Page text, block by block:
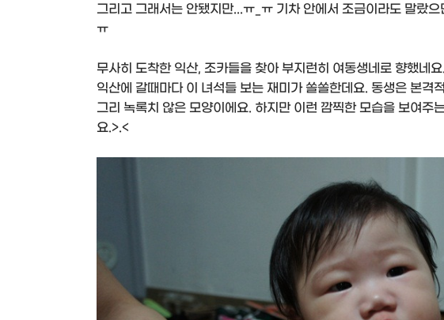
그리고 그래서는 안됐지만...ㅠ_ㅠ 기차 안에서 조금이라도 말랐
ㅠ
무사히 도착한 익산, 조카들을 찾아 부지런히 여동생네로 향했네요.
익산에 갈때마다 이 녀석들 보는 재미가 쏠쏠한데요. 동생은 본격
그리 녹록치 않은 모양이에요. 하지만 이런 깜찍한 모습을 보여주
요.>.<